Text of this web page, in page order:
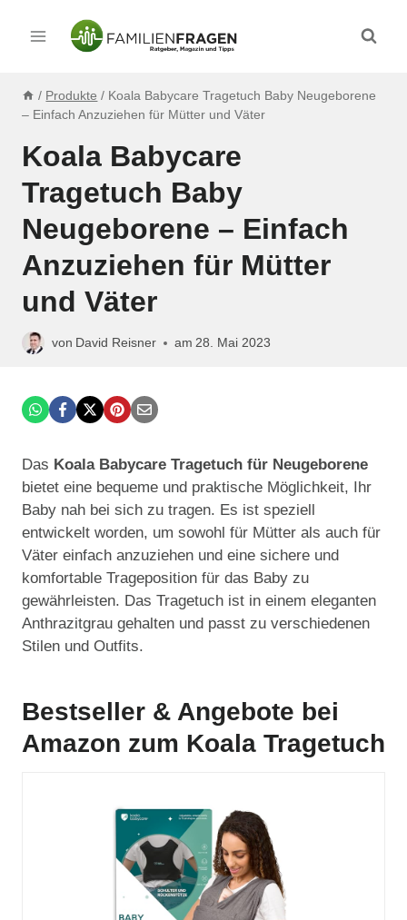
Inhalt
/ Produkte / Koala Babycare Tragetuch Baby Neugeborene
– Einfach Anzuziehen für Mütter und Väter
Koala Babycare
Tragetuch Baby
Neugeborene – Einfach
Anzuziehen für Mütter
und Väter
von David Reisner am 28. Mai 2023
Das Koala Babycare Tragetuch für Neugeborene
bietet eine bequeme und praktische Möglichkeit, Ihr
Baby nah bei sich zu tragen. Es ist speziell
entwickelt worden, um sowohl für Mütter als auch für
Väter einfach anzuziehen und eine sichere und
komfortable Trageposition für das Baby zu
gewährleisten. Das Tragetuch ist in einem eleganten
Anthrazitgrau gehalten und passt zu verschiedenen
Stilen und Outfits.
Bestseller & Angebote bei
Amazon zum Koala Tragetuch